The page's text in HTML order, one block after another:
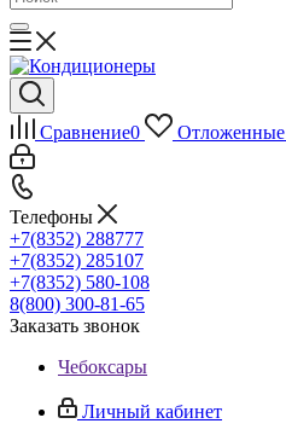
Сравнение0 Отложенные
Телефоны
+7(8352) 288777
+7(8352) 285107
+7(8352) 580-108
8(800) 300-81-65
Заказать звонок
Чебоксары
Личный кабинет